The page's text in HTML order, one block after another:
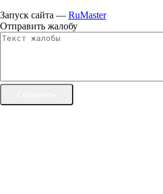
Запуск сайта — RuMaster
Отправить жалобу